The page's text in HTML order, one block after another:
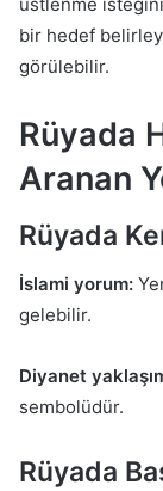
bir hedef
görülebilir.
Rüyada
Aranan
Rüyada
İslami yorum:
gelebilir.
Diyanet
sembolüdür.
Rüyada